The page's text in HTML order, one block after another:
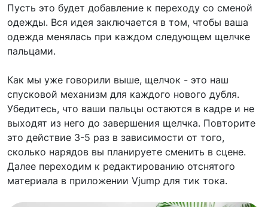
Пусть это будет добавление к переходу со сменой
одежды. Вся идея заключается в том, чтобы ваша
одежда менялась при каждом следующем щелчке
пальцами.
Как мы уже говорили выше, щелчок - это наш
спусковой механизм для каждого нового дубля.
Убедитесь, что ваши пальцы остаются в кадре и не
выходят из него до завершения щелчка. Повторите
это действие 3-5 раз в зависимости от того,
сколько нарядов вы планируете сменить в сцене.
Далее переходим к редактированию отснятого
материала в приложении Vjump для тик тока.